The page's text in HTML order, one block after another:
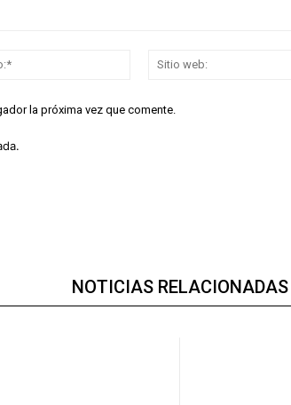
Correo
la próxima vez que comente.
NOTICIAS RELACIONADAS